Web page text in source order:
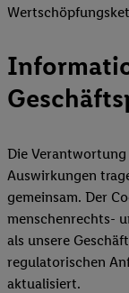
Die
Auswirkungen
gemeinsam. Der
menschenrechts-
als unsere
regulatorischen
aktualisiert.